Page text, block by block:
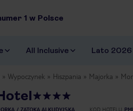
1 w Polsce
All Inclusive Lato 2026
Wypoczynek Hiszpania Majorka
ZATOKA ALKUDYJSKA KOD HOTELU